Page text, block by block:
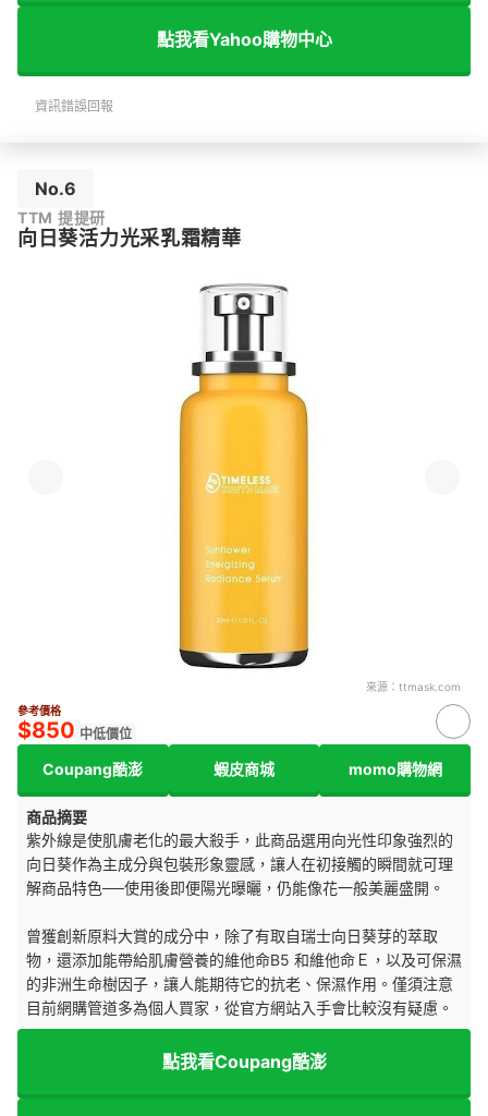
點我看Yahoo購物中心
資訊錯誤回報
No.6
TTM 提提研
向日葵活力光采乳霜精華
來源： ttmask.com
參考價格
$850 中低價位
Coupang酷澎 蝦皮商城 momo購物網
商品摘要
紫外線是使肌膚老化的最大殺手，此商品選用向光性印象強烈的
向日葵作為主成分與包裝形象靈感，讓人在初接觸的瞬間就可理
解商品特色──使用後即便陽光曝曬，仍能像花一般美麗盛開。
曾獲創新原料大賞的成分中，除了有取自瑞士向日葵芽的萃取
物，還添加能帶給肌膚營養的維他命B5 和維他命Ｅ，以及可保濕
的非洲生命樹因子，讓人能期待它的抗老、保濕作用。僅須注意
目前網購管道多為個人買家，從官方網站入手會比較沒有疑慮。
點我看Coupang酷澎